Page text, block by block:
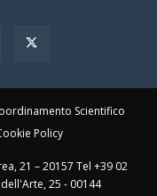
Scientifico
Policy
21 – 20157 Tel +39 02
25 - 00144